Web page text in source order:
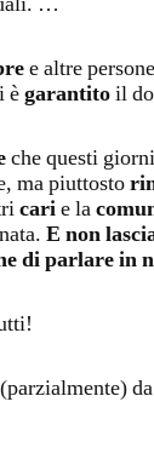
e altre
ègarantitoil
che questi
ma piuttosto
carie la
E non
di parlare in